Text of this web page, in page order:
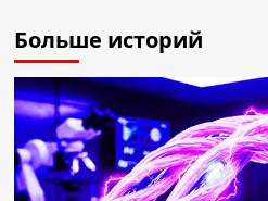
Больше историй